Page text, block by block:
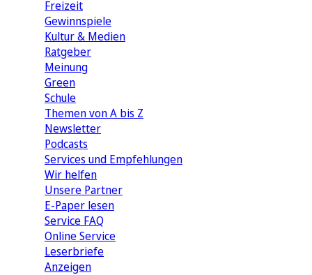
Freizeit
Gewinnspiele
Kultur & Medien
Ratgeber
Meinung
Green
Schule
Themen von A bis Z
Newsletter
Podcasts
Services und Empfehlungen
Wir helfen
Unsere Partner
E-Paper lesen
Service FAQ
Online Service
Leserbriefe
Anzeigen